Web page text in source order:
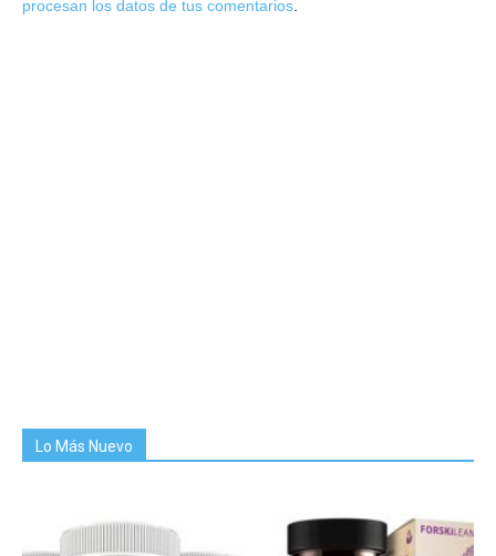
procesan los datos de tus comentarios
Lo Más Nuevo